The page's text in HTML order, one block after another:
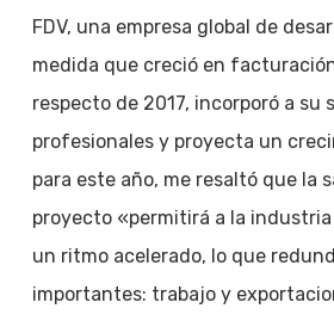
FDV, una empresa global de
medida que creció en
respecto de 2017, incorporó a su
profesionales y proyecta un
para este año, me resaltó que la
proyecto «permitirá a la
un ritmo acelerado, lo que
importantes: trabajo y